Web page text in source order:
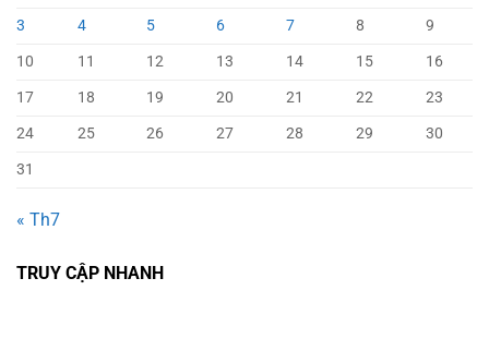
3
4 5 6 7 8
9
10
11 12 13 14 15
16
17
18 19 20 21 22
23
24
25 26 27 28 29
30
31
« Th7
TRUY CẬP NHANH